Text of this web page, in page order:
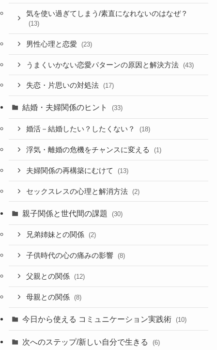
気を使い過ぎてしまう/素直になれないのはなぜ？
(13)
男性心理と恋愛 (23)
うまくいかない恋愛パターンの原因と解決方法 (43)
失恋・片思いの対処法 (17)
結婚・夫婦関係のヒント (33)
婚活－結婚したい？したくない？ (18)
浮気・離婚の危機をチャンスに変える (1)
夫婦関係の再構築にむけて (13)
セックスレスの心理と解消方法 (2)
親子関係と世代間の課題 (30)
兄弟姉妹との関係 (2)
子供時代の心の痛みの影響 (8)
父親との関係 (12)
母親との関係 (8)
今日から使える コミュニケーション実践術 (10)
次へのステップ/新しい自分で生きる (6)